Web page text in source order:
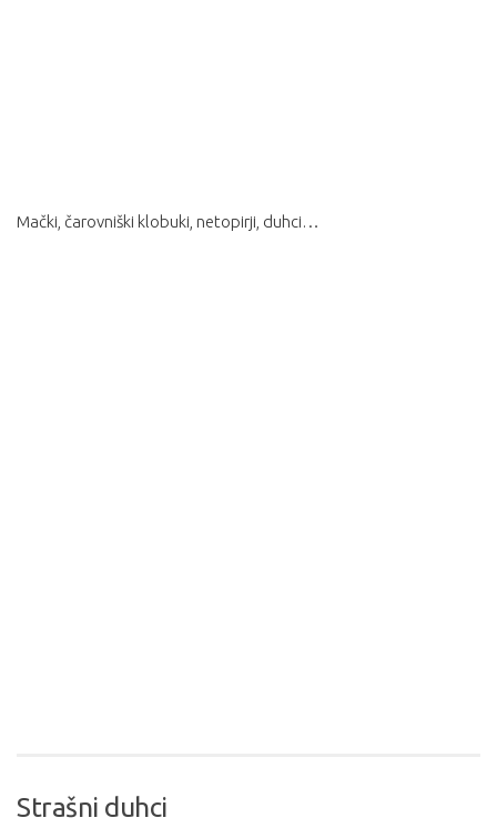
Mački, čarovniški klobuki, netopirji, duhci…
Strašni duhci